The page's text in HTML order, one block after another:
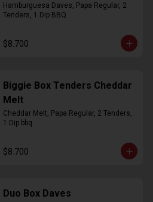
Hamburguesa Daves, Papa Regular, 2
Tenders, 1 Dip BBQ
$8.700
Biggie Box Tenders Cheddar
Melt
Cheddar Melt, Papa Regular, 2 Tenders,
1 Dip bbq
$8.700
Duo Box Daves